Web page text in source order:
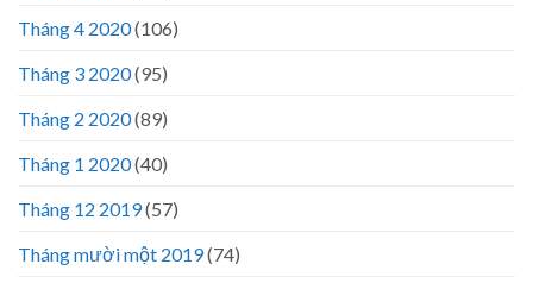
Tháng 4 2020(106)
Tháng 3 2020(95)
Tháng 2 2020(89)
Tháng 1 2020(40)
Tháng 12 2019(57)
Tháng mười một 2019(74)